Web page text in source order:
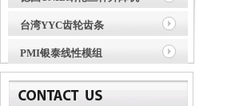
台湾YYC齿轮齿条
PMI银泰线性模组